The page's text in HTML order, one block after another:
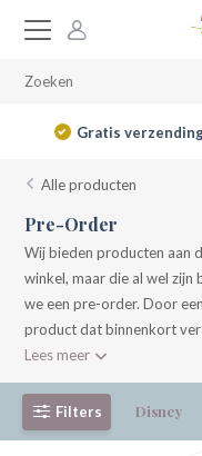
Alle producten
Pre-Order
Wij bieden producten aan
winkel, maar die al wel zijn
we een pre-order. Door
product dat binnenkort
Lees meer
Filters Disney